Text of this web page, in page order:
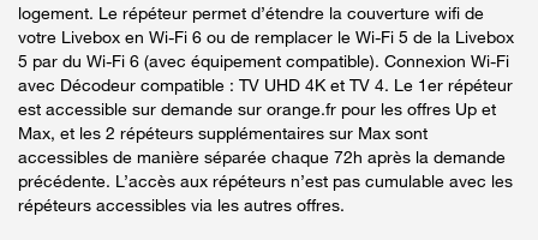
logement. Le répéteur permet d’étendre la couverture wifi de
votre Livebox en Wi-Fi 6 ou de remplacer le Wi-Fi 5 de la Livebox
5 par du Wi-Fi 6 (avec équipement compatible). Connexion Wi-Fi
avec Décodeur compatible : TV UHD 4K et TV 4. Le 1er répéteur
est accessible sur demande sur orange.fr pour les offres Up et
Max, et les 2 répéteurs supplémentaires sur Max sont
accessibles de manière séparée chaque 72h après la demande
précédente. L’accès aux répéteurs n’est pas cumulable avec les
répéteurs accessibles via les autres offres.